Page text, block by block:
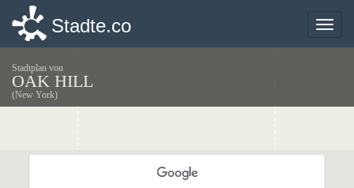
Toggle
Stadte.co
Stadtplan von
OAK HILL
(New York)
Toggle
Stadte.co